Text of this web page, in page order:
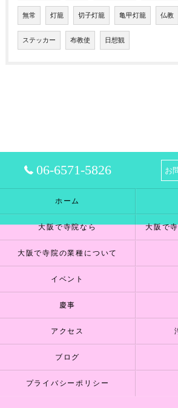
無常 灯籠 切子灯籠 亀甲灯籠 仏教
ステッカー 布教使 日想観
06-6571-5826 お
ホーム
大阪で寺院なら 大阪で
大阪で寺院の業種について
イベント
慶事
アクセス
ブログ
プライバシーポリシー